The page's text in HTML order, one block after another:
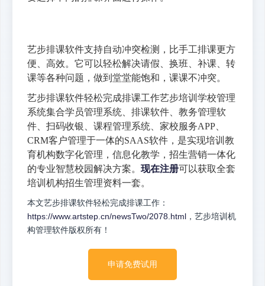
艺步排课软件支持自动冲突检测，比手工排课更方
便、高效。它可以轻松解决请假、换班、补课、转
课等各种问题，做到堂堂能饱和，课课不冲突。
艺步排课软件轻松完成排课工作艺步培训学校管理
系统集合学员管理系统、排课软件、教务管理软
件、扫码收银、课程管理系统、家校服务APP、
CRM客户管理于一体的SAAS软件，是实现培训教
育机构数字化管理，信息化教学，招生营销一体化
的专业智慧校园解决方案。 现在注册可以获取全套
培训机构招生管理资料一套。
本文艺步排课软件轻松完成排课工作：
https://www.artstep.cn/newsTwo/2078.html ，艺步培训机
构管理软件版权所有！
申请免费试用